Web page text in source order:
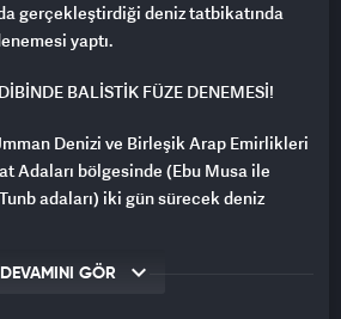
gerçekleştirdiği deniz tatbikatında
yaptı.
BALİSTİK FÜZE DENEMESİ!
Denizi ve Birleşik Arap Emirlikleri
Adaları bölgesinde (Ebu Musa ile
adaları) iki gün sürecek deniz
Ajansı'na göre, İran Devrim
DEVAMINI GÖR